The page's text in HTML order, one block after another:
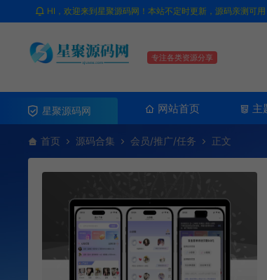
HI，欢迎来到星聚源码网！本站不定时更新，源码亲测可用
专注各类资源分享
星聚源码网 网站首页 主
首页 源码合集 会员/推广/任务 正文